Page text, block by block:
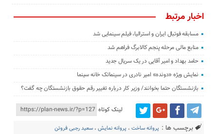
اخبار مرتبط
مسابقه فوتبال ایران و استرالیا، فیلم سینمایی شد
منابع مالی مرحله پنجم کالابرگ فراهم شد
حامد بهداد و امیر آقایی در یک سریال جدید
نمایش ویژه «دونده» امیر نادری در سینماتک خانه سینما
بازنشستگان حتما بخوانند/ وزیر کار درباره تغییر رقم حقوق بازنشستگان چه گفت؟
لینک کوتاه
برچسب ها : پروانه ساخت ، پروانه نمایش ،سعید رجبی فروتن